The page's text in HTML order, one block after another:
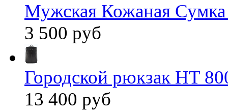
Мужская Кожаная
3 500 руб
Городской рюкзак HT
13 400 руб